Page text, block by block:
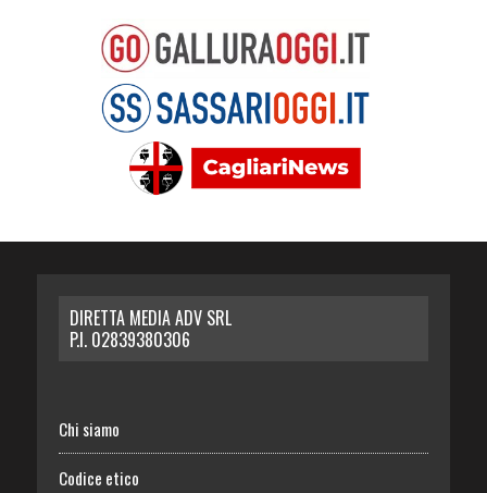
DIRETTA MEDIA ADV SRL
P.I. 02839380306
Chi siamo
Codice etico